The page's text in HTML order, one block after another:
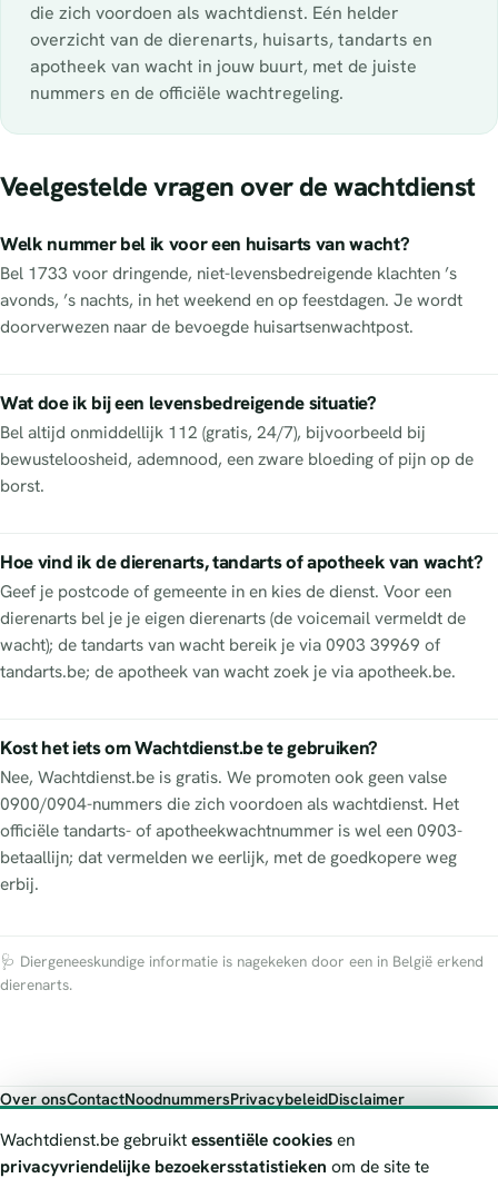
die zich voordoen als wachtdienst. Eén helder
overzicht van de dierenarts, huisarts, tandarts en
apotheek van wacht in jouw buurt, met de juiste
nummers en de officiële wachtregeling.
Veelgestelde vragen over de wachtdienst
Welk nummer bel ik voor een huisarts van wacht?
Bel 1733 voor dringende, niet-levensbedreigende klachten ’s
avonds, ’s nachts, in het weekend en op feestdagen. Je wordt
doorverwezen naar de bevoegde huisartsenwachtpost.
Wat doe ik bij een levensbedreigende situatie?
Bel altijd onmiddellijk 112 (gratis, 24/7), bijvoorbeeld bij
bewusteloosheid, ademnood, een zware bloeding of pijn op de
borst.
Hoe vind ik de dierenarts, tandarts of apotheek van wacht?
Geef je postcode of gemeente in en kies de dienst. Voor een
dierenarts bel je je eigen dierenarts (de voicemail vermeldt de
wacht); de tandarts van wacht bereik je via 0903 39969 of
tandarts.be; de apotheek van wacht zoek je via apotheek.be.
Kost het iets om Wachtdienst.be te gebruiken?
Nee, Wachtdienst.be is gratis. We promoten ook geen valse
0900/0904-nummers die zich voordoen als wachtdienst. Het
officiële tandarts- of apotheekwachtnummer is wel een 0903-
betaallijn; dat vermelden we eerlijk, met de goedkopere weg
erbij.
🩺 Diergeneeskundige informatie is nagekeken door een in België erkend
dierenarts.
Over onsContactNoodnummersPrivacybeleidDisclaimer
Wachtdienst.be toont publieke wachtdienst-informatie ter oriëntatie.
Wachtdienst.be gebruiktessentiële cookiesen
privacyvriendelijke bezoekersstatistieken om de site te